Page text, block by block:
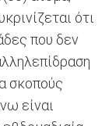
ότι
που δεν
σκοπούς
είναι